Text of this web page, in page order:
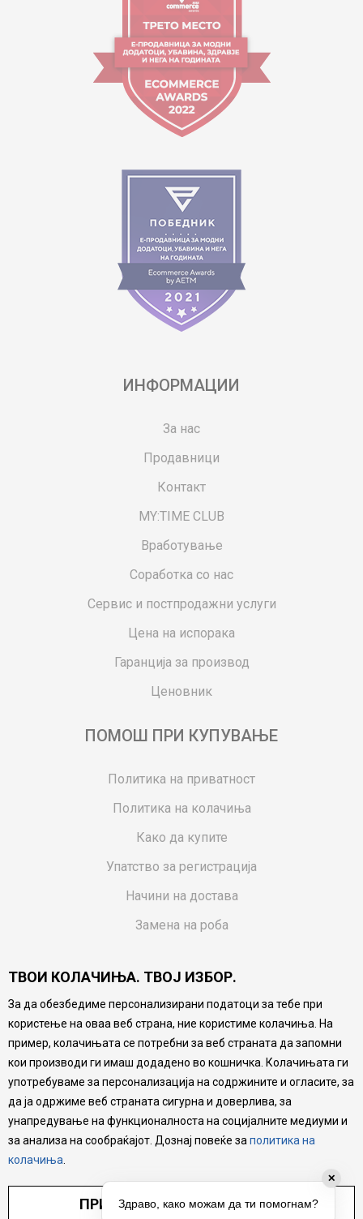
ИНФОРМАЦИИ
За нас
Продавници
Контакт
MY:TIME CLUB
Вработување
Соработка со нас
Сервис и постпродажни услуги
Цена на испорака
Гаранција за производ
Ценовник
ПОМОШ ПРИ КУПУВАЊЕ
Политика на приватност
Политика на колачиња
Како да купите
Упатство за регистрација
Начини на достава
Замена на роба
Ваучери
Product Finder
FAQs
Настојуваме да бидеме што попрецизни во описот на
производите, прикажување на слики и цени, но не
можеме да гарантираме дека сите информации се
комплетни и без грешка. Сите производи се дел од
нашата понуда, но не се подразбира дека мора да се
достапни во секој момент.
ТВОИ КОЛАЧИЊА. ТВОЈ ИЗБОР.
За да обезбедиме персонализирани податоци за тебе при
користење на оваа веб страна, ние користиме колачиња. На
пример, колачињата се потребни за веб страната да запомни
кои производи ги имаш додадено во кошничка. Колачињата ги
употребуваме за персонализација на содржините и огласите, за
да ја одржиме веб страната сигурна и доверлива, за
унапредување на функционалноста на социјалните медиуми и
за анализа на сообраќајот. Дознај повеќе за политика на
колачиња
ПРИЛАГОДИ ПОСТАВУВАЊА
✕
Здраво, како можам да ти помогнам?